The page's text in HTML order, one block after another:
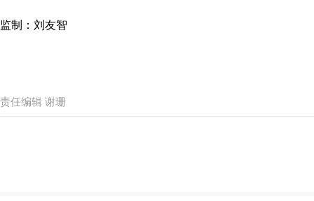
监制：刘友智
责任编辑 谢珊